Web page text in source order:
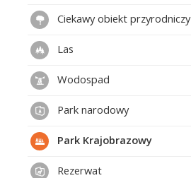
Ciekawy obiekt przyrodniczy
Las
Wodospad
Park narodowy
Park Krajobrazowy
Rezerwat